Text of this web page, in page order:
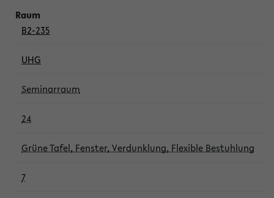
B2-235
UHG
Seminarraum
24
Grüne Tafel, Fenster, Verdunklung, Flexible Bestuhlung
7